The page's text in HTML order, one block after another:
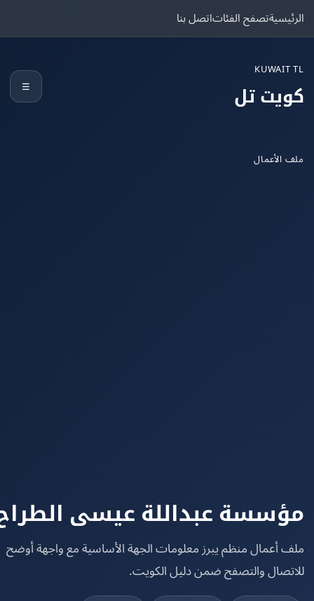
تصفح الفئاتاتصل بنا
تل
عبداللة عيسى الطراح
منظم يبرز معلومات الجهة الأساسية مع واجهة أوضح
والتصفح ضمن دليل الكويت.